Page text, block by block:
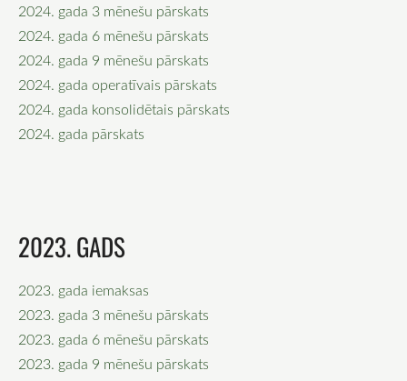
2024. gada 3 mēnešu pārskats
2024. gada 6 mēnešu pārskats
2024. gada 9 mēnešu pārskats
2024. gada operatīvais pārskats
2024. gada konsolidētais pārskats
2024. gada pārskats
2023. GADS
2023. gada iemaksas
2023. gada 3 mēnešu pārskats
2023. gada 6 mēnešu pārskats
2023. gada 9 mēnešu pārskats